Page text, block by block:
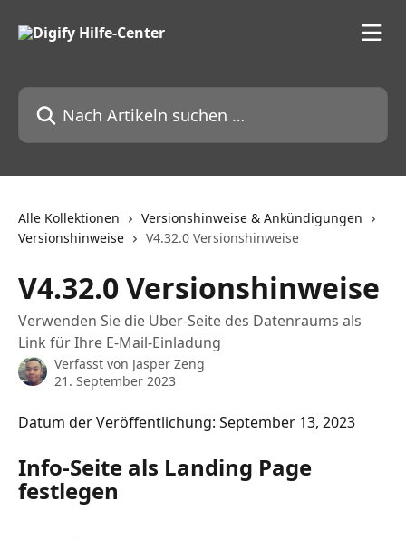
Nach Artikeln suchen …
Alle Kollektionen
Versionshinweise & Ankündigungen
Versionshinweise
V4.32.0 Versionshinweise
V4.32.0 Versionshinweise
Verwenden Sie die Über-Seite des Datenraums als
Link für Ihre E-Mail-Einladung
Verfasst von Jasper Zeng
21. September 2023
Datum der Veröffentlichung: September 13, 2023
Info-Seite als Landing Page
festlegen